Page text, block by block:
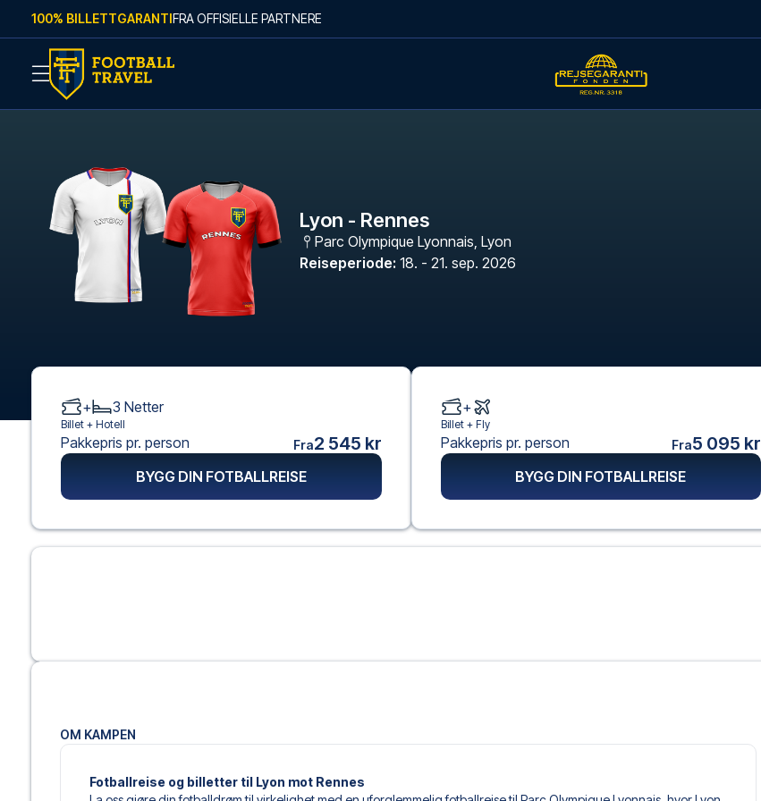
Skip to content
100% BILLETTGARANTIFRA OFFISIELLE PARTNERE
Lyon - Rennes
Parc Olympique Lyonnais, Lyon
Reiseperiode: 18. - 21. sep. 2026
OM KAMPEN
Fotballreise og billetter til Lyon mot Rennes
+ 3 Netter
Billet + Hotell
Pakkepris pr. person Fra2 545 kr
BYGG DIN FOTBALLREISE
+
Billet + Fly
Pakkepris pr. person Fra5 095 kr
BYGG DIN FOTBALLREISE